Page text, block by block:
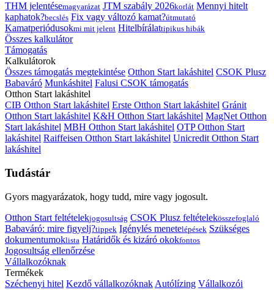
THM jelentésemagyarázat JTM szabály 2026korlát Mennyi hitelt
kaphatok?becslés Fix vagy változó kamat?útmutató
Kamatperiódusokmi mit jelent Hitelbírálattipikus hibák
Összes kalkulátor
Támogatás
Kalkulátorok
Összes támogatás megtekintése Otthon Start lakáshitel CSOK Plusz
Babaváró Munkáshitel Falusi CSOK támogatás
Otthon Start lakáshitel
CIB Otthon Start lakáshitel Erste Otthon Start lakáshitel Gránit
Otthon Start lakáshitel K&H Otthon Start lakáshitel MagNet Otthon
Start lakáshitel MBH Otthon Start lakáshitel OTP Otthon Start
lakáshitel Raiffeisen Otthon Start lakáshitel Unicredit Otthon Start
lakáshitel
Tudástár
Gyors magyarázatok, hogy tudd, mire vagy jogosult.
Otthon Start feltételekjogosultság CSOK Plusz feltételekösszefoglaló
Babaváró: mire figyelj?tippek Igénylés menetelépések Szükséges
dokumentumoklista Határidők és kizáró okokfontos
Jogosultság ellenőrzése
Vállalkozóknak
Termékek
Széchenyi hitel Kezdő vállalkozóknak Autólízing Vállalkozói